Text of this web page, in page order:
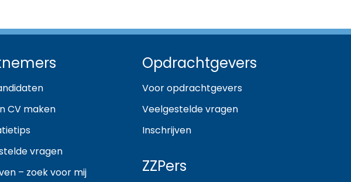
CV maken
vragen
– zoek voor mij
Opdrachtgevers
Voor opdrachtgevers
Veelgestelde vragen
Inschrijven
ZZPers